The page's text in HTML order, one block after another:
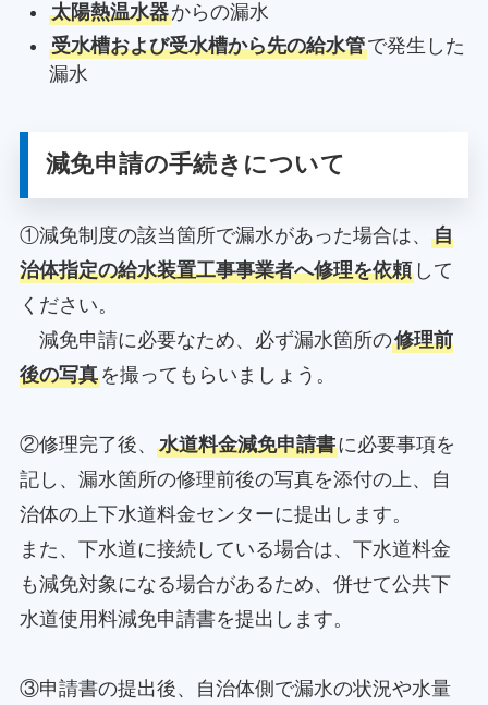
太陽熱温水器からの漏水
受水槽および受水槽から先の給水管で発生した
漏水
減免申請の手続きについて
①減免制度の該当箇所で漏水があった場合は、 自
治体指定の給水装置工事事業者へ修理を依頼して
ください。
減免申請に必要なため、必ず漏水箇所の修理前
後の写真を撮ってもらいましょう。
②修理完了後、 水道料金減免申請書に必要事項を
記し、漏水箇所の修理前後の写真を添付の上、自
治体の上下水道料金センターに提出します。
また、下水道に接続している場合は、下水道料金
も減免対象になる場合があるため、併せて公共下
水道使用料減免申請書を提出します。
③申請書の提出後、自治体側で漏水の状況や水量